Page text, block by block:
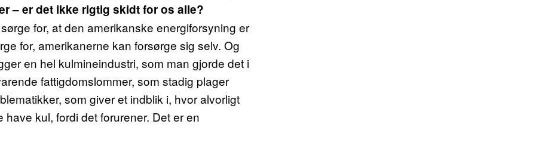
– er det ikke rigtig skidt for os alle?
for, at den amerikanske energiforsyning er
for, amerikanerne kan forsørge sig selv. Og
en hel kulmineindustri, som man gjorde det i
fattigdomslommer, som stadig plager
som giver et indblik i, hvor alvorligt
kul, fordi det forurener. Det er en